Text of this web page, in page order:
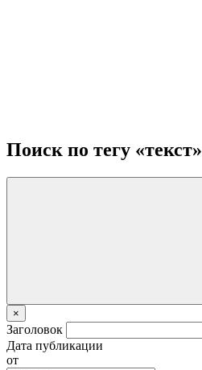
Поиск по тегу «текст»
×
Заголовок
Дата публикации
от